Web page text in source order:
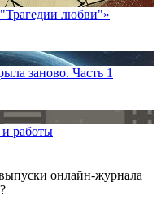
любви"»
заново. Часть 1
работы
онлайн-журнала